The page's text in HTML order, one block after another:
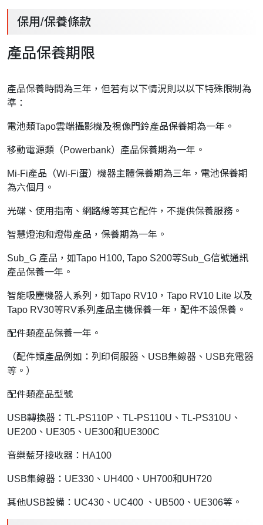
保用/保養條款
產品保養期限
產品保養時間為三年，但若有以下情況則以以下特殊限制為
準：
電池類Tapo雲端攝影機及視像門鈴產品保養期為一年。
移動電源類（Powerbank）產品保養期為一年。
Mi-Fi產品（Wi-Fi蛋）機器主體保養期為三年，電池保養期
為六個月。
光碟、使用指南、網路線等其它配件，不提供保養服務。
智慧燈泡和燈帶產品，保養期為一年。
Sub_G 產品，如Tapo H100, Tapo S200等Sub_G信號通訊
產品保養一年。
智能吸塵機器人系列，如Tapo RV10，Tapo RV10 Lite 以及
Tapo RV30等RV系列產品主機保養一年，配件不設保養。
配件類產品保養一年。
（配件類產品例如：列印伺服器、USB集線器、USB充電器
等。）
配件類產品型號
USB轉換器：TL-PS110P、TL-PS110U、TL-PS310U、
UE200、UE305、UE300和UE300C
音樂藍牙接收器：HA100
USB集線器：UE330、UH400、UH700和UH720
其他USB設備：UC430、UC400 、UB500、UE306等。